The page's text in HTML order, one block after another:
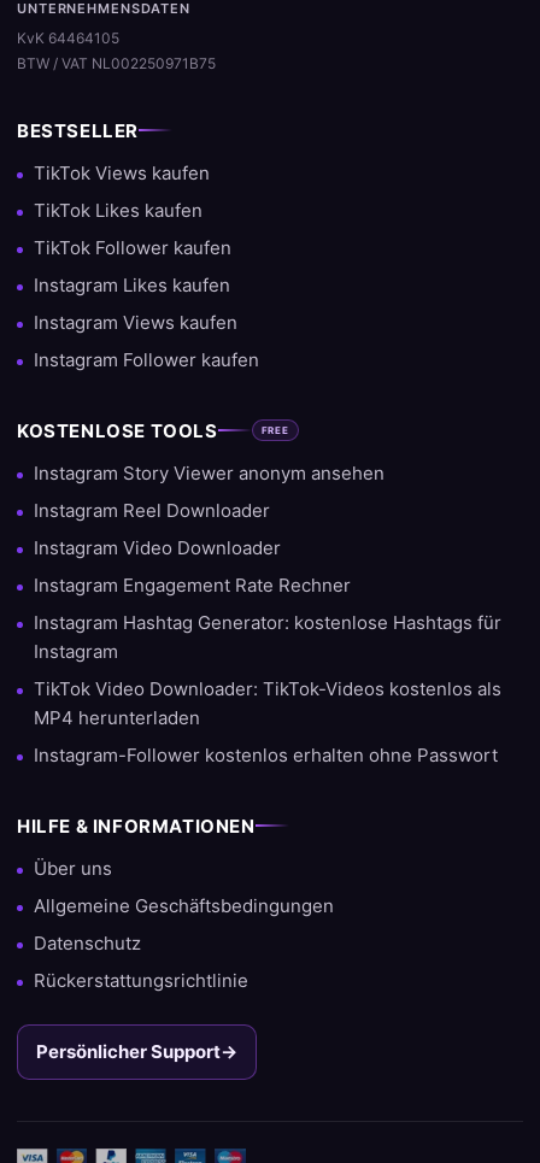
UNTERNEHMENSDATEN
KvK 64464105
BTW / VAT NL002250971B75
BESTSELLER
TikTok Views kaufen
TikTok Likes kaufen
TikTok Follower kaufen
Instagram Likes kaufen
Instagram Views kaufen
Instagram Follower kaufen
KOSTENLOSE TOOLS FREE
Instagram Story Viewer anonym ansehen
Instagram Reel Downloader
Instagram Video Downloader
Instagram Engagement Rate Rechner
Instagram Hashtag Generator: kostenlose Hashtags für
Instagram
TikTok Video Downloader: TikTok-Videos kostenlos als
MP4 herunterladen
Instagram-Follower kostenlos erhalten ohne Passwort
HILFE & INFORMATIONEN
Über uns
Allgemeine Geschäftsbedingungen
Datenschutz
Rückerstattungsrichtlinie
Persönlicher Support→